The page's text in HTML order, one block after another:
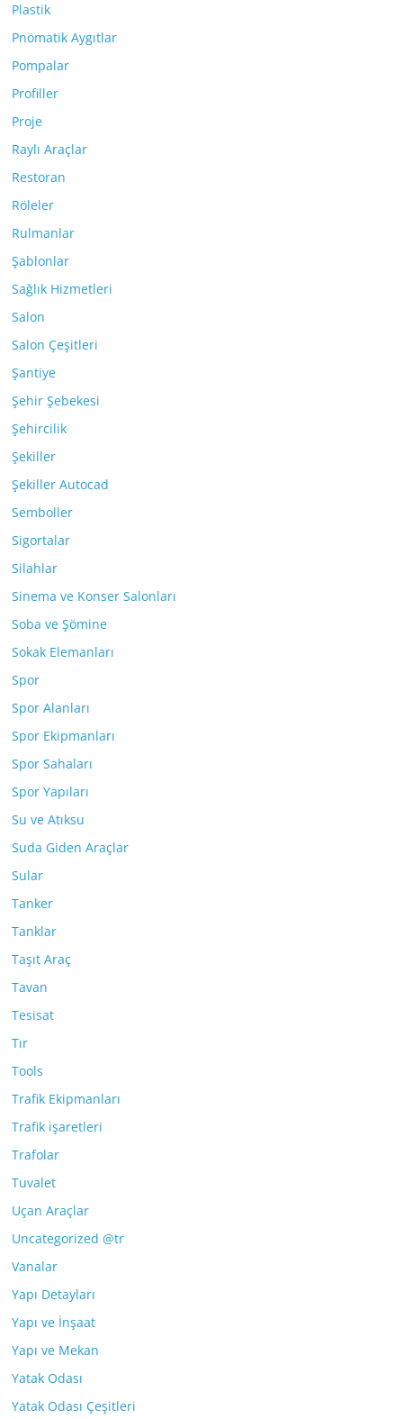
Plastik
Pnömatik Aygıtlar
Pompalar
Profiller
Proje
Raylı Araçlar
Restoran
Röleler
Rulmanlar
Şablonlar
Sağlık Hizmetleri
Salon
Salon Çeşitleri
Şantiye
Şehir Şebekesi
Şehircilik
Şekiller
Şekiller Autocad
Semboller
Sigortalar
Silahlar
Sinema ve Konser Salonları
Soba ve Şömine
Sokak Elemanları
Spor
Spor Alanları
Spor Ekipmanları
Spor Sahaları
Spor Yapıları
Su ve Atıksu
Suda Giden Araçlar
Sular
Tanker
Tanklar
Taşıt Araç
Tavan
Tesisat
Tır
Tools
Trafik Ekipmanları
Trafik işaretleri
Trafolar
Tuvalet
Uçan Araçlar
Uncategorized @tr
Vanalar
Yapı Detayları
Yapı ve İnşaat
Yapı ve Mekan
Yatak Odası
Yatak Odası Çeşitleri